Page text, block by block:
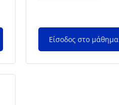
Είσοδος στο μάθημα